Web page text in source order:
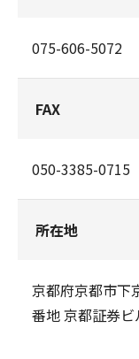
075-606-5072
FAX
050-3385-0715
所在地
京都府京都市下
番地 京都証券ビ